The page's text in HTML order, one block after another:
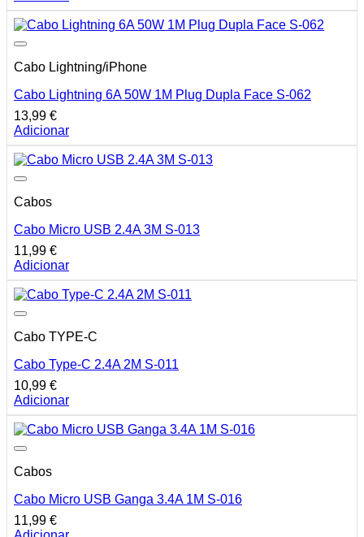
Cabo Lightning/iPhone
Cabo Lightning 6A 50W 1M Plug Dupla Face S-062
13,99 €
Adicionar
Cabos
Cabo Micro USB 2.4A 3M S-013
11,99 €
Adicionar
Cabo TYPE-C
Cabo Type-C 2.4A 2M S-011
10,99 €
Adicionar
Cabos
Cabo Micro USB Ganga 3.4A 1M S-016
11,99 €